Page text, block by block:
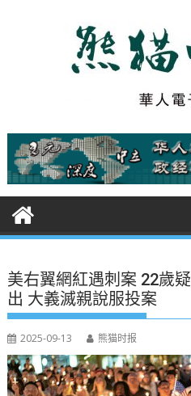
t
美右翼網紅遇刺案 22歲
出 大義滅親說服投案
2025-09-13 熊猫时报